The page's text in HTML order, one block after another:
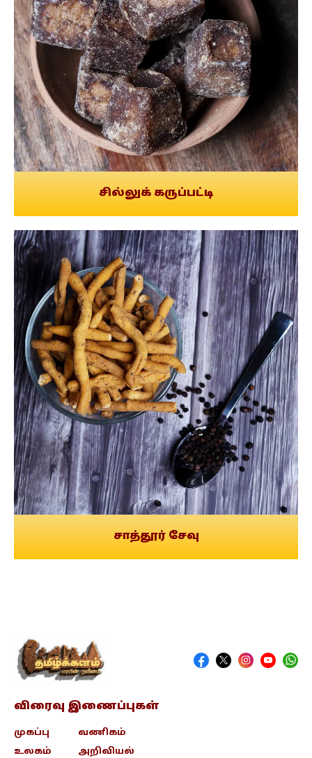
சில்லுக் கருப்பட்டி
சாத்தூர் சேவு
விரைவு இணைப்புகள்
முகப்பு
உலகம்
வணிகம்
அறிவியல்